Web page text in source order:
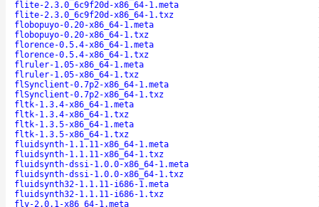
flite-2.3.0_6c9f20d-x86_64-1.meta
flite-2.3.0_6c9f20d-x86_64-1.txz
flobopuyo-0.20-x86_64-1.meta
flobopuyo-0.20-x86_64-1.txz
florence-0.5.4-x86_64-1.meta
florence-0.5.4-x86_64-1.txz
flruler-1.05-x86_64-1.meta
flruler-1.05-x86_64-1.txz
flSynclient-0.7p2-x86_64-1.meta
flSynclient-0.7p2-x86_64-1.txz
fltk-1.3.4-x86_64-1.meta
fltk-1.3.4-x86_64-1.txz
fltk-1.3.5-x86_64-1.meta
fltk-1.3.5-x86_64-1.txz
fluidsynth-1.1.11-x86_64-1.meta
fluidsynth-1.1.11-x86_64-1.txz
fluidsynth-dssi-1.0.0-x86_64-1.meta
fluidsynth-dssi-1.0.0-x86_64-1.txz
fluidsynth32-1.1.11-i686-1.meta
fluidsynth32-1.1.11-i686-1.txz
fly-2.0.1-x86_64-1.meta